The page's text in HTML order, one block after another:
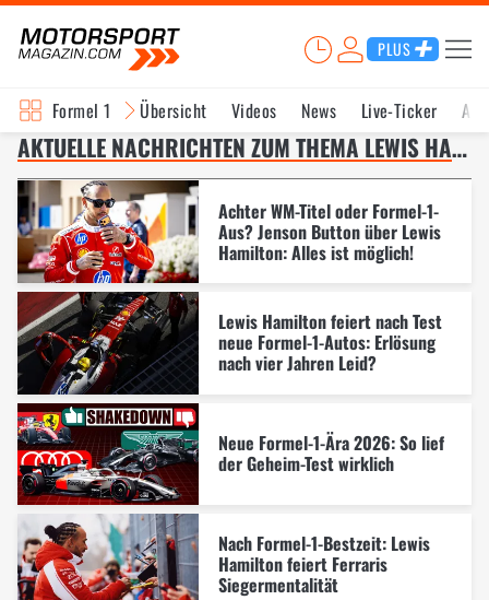
PLUS
Formel 1 Übersicht Videos News Live-Ticker
AKTUELLE NACHRICHTEN ZUM THEMA LEWIS HAMILTON – SEITE 8
Achter WM-Titel oder Formel-1-
Aus? Jenson Button über Lewis
Hamilton: Alles ist möglich!
Lewis Hamilton feiert nach Test
neue Formel-1-Autos: Erlösung
nach vier Jahren Leid?
Neue Formel-1-Ära 2026: So lief
der Geheim-Test wirklich
Nach Formel-1-Bestzeit: Lewis
Hamilton feiert Ferraris
Siegermentalität